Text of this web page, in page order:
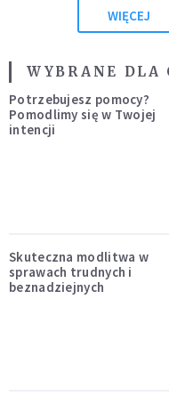
WIĘCEJ
WYBRANE DLA
Potrzebujesz pomocy?
Pomodlimy się w Twojej
intencji
Skuteczna modlitwa w
sprawach trudnych i
beznadziejnych